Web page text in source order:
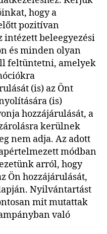
hogy a
pozitívan
intézett beleegyezési
és minden olyan
feltüntetni, amelyek
(is) az Önt
(is)
hozzájárulását, a
kerülnek
nem adja. Az adott
módban
arról, hogy
Ön hozzájárulását,
Nyilvántartást
mit mutattak
való